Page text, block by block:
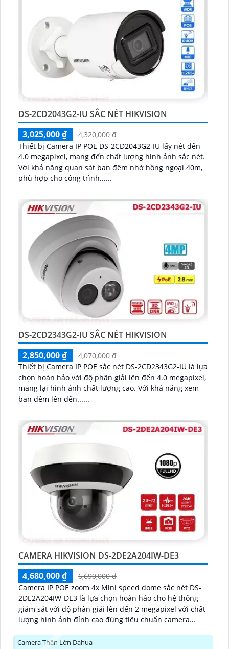
DS-2CD2043G2-IU SẮC NÉT HIKVISION
3,025,000 ₫
4,320,000 ₫
Thiết bị Camera IP POE DS-2CD2043G2-IU lấy nét đến
4.0 megapixel, mang đến chất lượng hình ảnh sắc nét.
Với khả năng quan sát ban đêm nhờ hồng ngoại 40m,
phù hợp cho công trình......
DS-2CD2343G2-IU SẮC NÉT HIKVISION
2,850,000 ₫
4,070,000 ₫
Thiết bị Camera IP POE sắc nét DS-2CD2343G2-IU là lựa
chọn hoàn hảo với độ phân giải lên đến 4.0 megapixel,
mang lại hình ảnh chất lượng cao. Với khả năng xem
ban đêm lên đến......
CAMERA HIKVISION DS-2DE2A204IW-DE3
4,680,000 ₫
6,690,000 ₫
Camera IP POE zoom 4x Mini speed dome sắc nét DS-
2DE2A204IW-DE3 là lựa chọn hoàn hảo cho hệ thống
giám sát với độ phân giải lên đến 2 megapixel với chất
lượng hình ảnh đỉnh cao đúng tiêu chuẩn camera
20m được tích hợp công nghệ IP POE tiên tiến, camera
Camera Thân Lớn Dahua